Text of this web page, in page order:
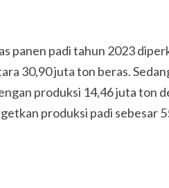
panen padi tahun 2023
30,90 juta ton beras.
produksi 14,46 juta ton
produksi padi sebesar